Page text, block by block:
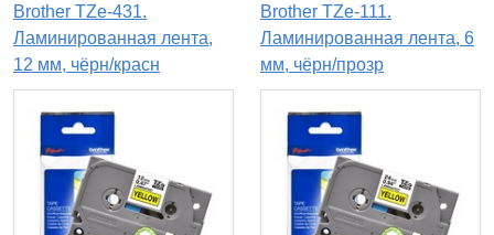
Brother TZe-431.
Ламинированная лента,
12 мм, чёрн/красн
Brother TZe-111.
Ламинированная лента, 6
мм, чёрн/прозр